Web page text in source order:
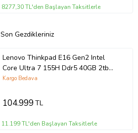
8277,30 TL'den Başlayan Taksitlerle
Son Gezdikleriniz
Lenovo Thinkpad E16 Gen2 Intel
Core Ultra 7 155H Ddr5 40GB 2tb
SSD Intel® Aı Boost 16" Wuxga IPS
Bilgisayar 21MA002UTXH15 + Zetta
Kargo Bedava
104.999TL
11.199 TL'den Başlayan Taksitlerle